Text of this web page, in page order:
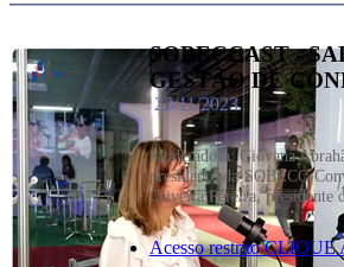
SOBECCAST -
GESTÃO DE
23/11/2023
Moderadora: Giovana
presidente da SOBECC
Oliveira Pereira, presidente
Acesso restrito CLIQUE